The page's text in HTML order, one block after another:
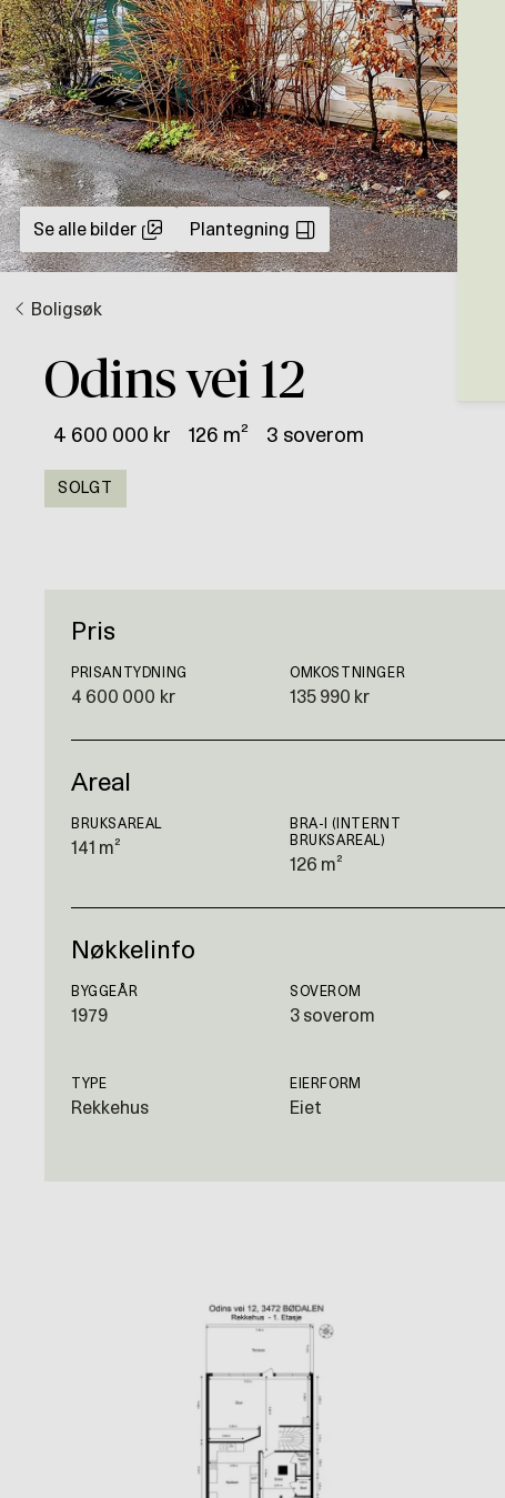
Se alle bilder Plantegning
Boligsøk
Odins vei 12
4 600 000 kr 126 m² 3 soverom
SOLGT
Pris
PRISANTYDNING
4 600 000 kr
OMKOSTNINGER
135 990 kr
Areal
BRUKSAREAL
141 m²
BRA-I (INTERNT
BRUKSAREAL)
126 m²
Nøkkelinfo
BYGGEÅR
1979
SOVEROM
3 soverom
TYPE
Rekkehus
EIERFORM
Eiet